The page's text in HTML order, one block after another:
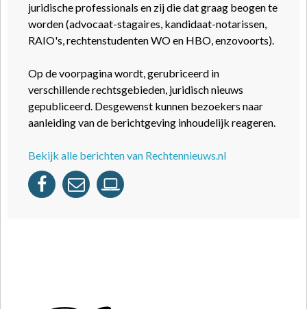
juridische professionals en zij die dat graag beogen te
worden (advocaat-stagaires, kandidaat-notarissen,
RAIO's, rechtenstudenten WO en HBO, enzovoorts).
Op de voorpagina wordt, gerubriceerd in
verschillende rechtsgebieden, juridisch nieuws
gepubliceerd. Desgewenst kunnen bezoekers naar
aanleiding van de berichtgeving inhoudelijk reageren.
Bekijk alle berichten van Rechtennieuws.nl